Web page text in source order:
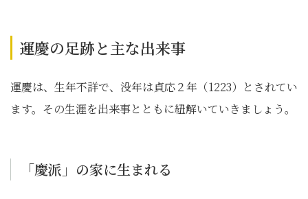
運慶の足跡と主な出来事
運慶は、生年不詳で、没年は貞応２年（1223）とされてい
ます。その生涯を出来事とともに紐解いていきましょう。
「慶派」の家に生まれる